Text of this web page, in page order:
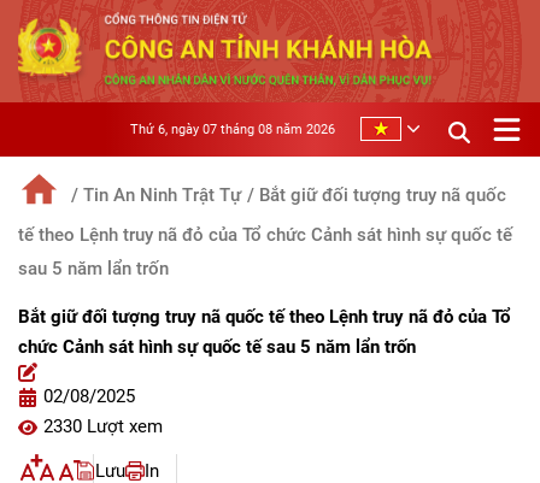
Thứ 6, ngày 07 tháng 08 năm 2026
/ Tin An Ninh Trật Tự / Bắt giữ đối tượng truy nã quốc
tế theo Lệnh truy nã đỏ của Tổ chức Cảnh sát hình sự quốc tế
sau 5 năm lẩn trốn
Bắt giữ đối tượng truy nã quốc tế theo Lệnh truy nã đỏ của Tổ
chức Cảnh sát hình sự quốc tế sau 5 năm lẩn trốn
02/08/2025
2330 Lượt xem
Lưu In